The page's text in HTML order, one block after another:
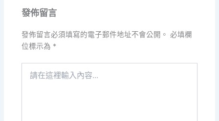
發佈留言
發佈留言必須填寫的電子郵件地址不會公開。 必填欄
位標示為 *